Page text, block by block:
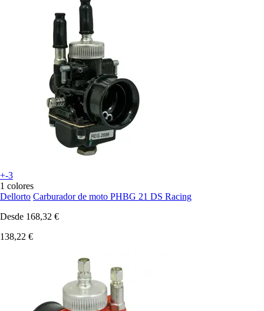
+-3
1 colores
Dellorto Carburador de moto PHBG 21 DS Racing
Desde 168,32 €
138,22 €